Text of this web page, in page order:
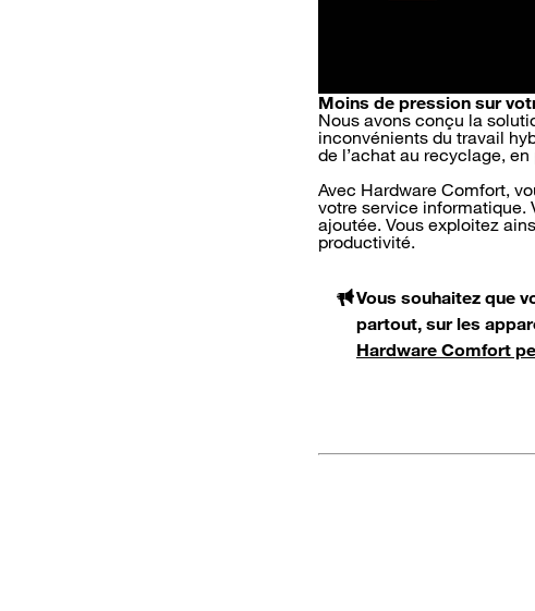
Moins de pression sur
Nous avons conçu la
inconvénients du travail
de l’achat au recyclage,
Avec Hardware Comfort,
votre service informatique.
ajoutée. Vous exploitez
productivité.
Vous souhaitez que
partout, sur les
Hardware Comfort